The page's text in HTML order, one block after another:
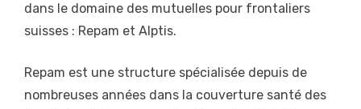
dans le domaine des mutuelles pour frontaliers
suisses : Repam et Alptis.
Repam est une structure spécialisée depuis de
nombreuses années dans la couverture santé des